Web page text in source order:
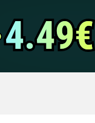
4.49€
4.49€